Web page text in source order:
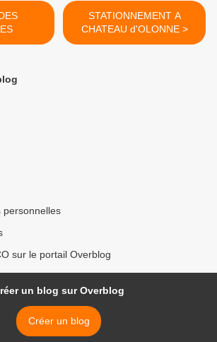
STATIONNEMENT A
CHATEAU d'OLONNE >
personnelles
sur le portail Overblog
un blog sur Overblog
Créer un blog